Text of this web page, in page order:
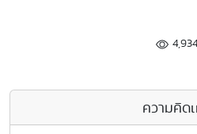
ความคิด